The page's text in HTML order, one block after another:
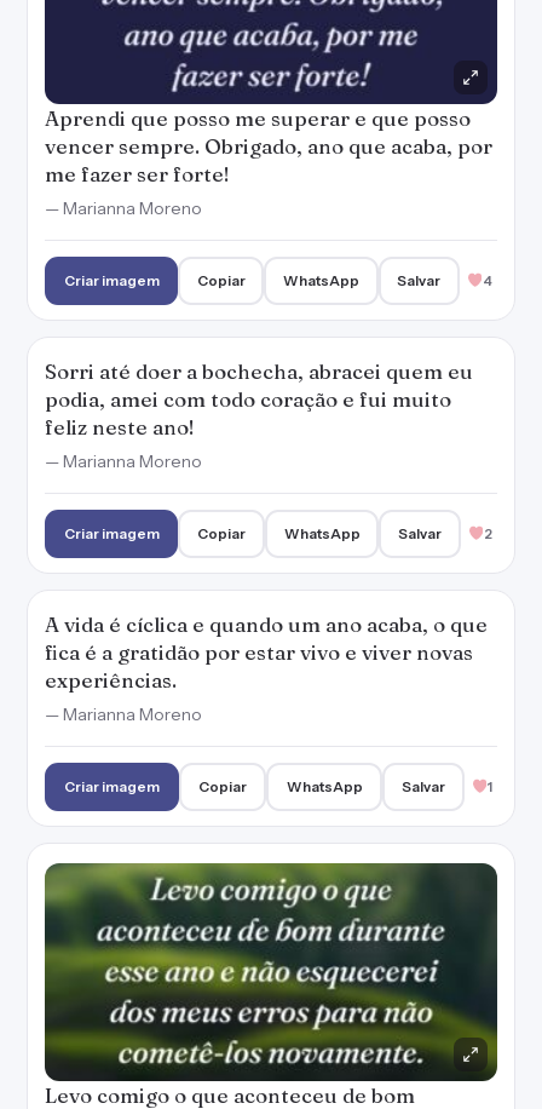
Aprendi que posso me superar e que posso
vencer sempre. Obrigado, ano que acaba, por
me fazer ser forte!
— Marianna Moreno
Criar imagem Copiar WhatsApp Salvar 4
Sorri até doer a bochecha, abracei quem eu
podia, amei com todo coração e fui muito
feliz neste ano!
— Marianna Moreno
Criar imagem Copiar WhatsApp Salvar 2
A vida é cíclica e quando um ano acaba, o que
fica é a gratidão por estar vivo e viver novas
experiências.
— Marianna Moreno
Criar imagem Copiar WhatsApp Salvar 1
Levo comigo o que aconteceu de bom